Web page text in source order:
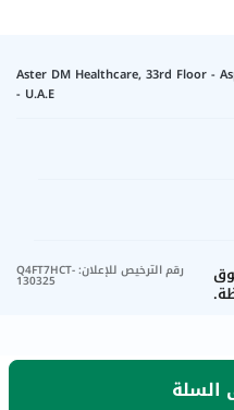
Aster DM Healthcare, 33rd Floor -
- U.A.E
رقم الترخيص للإعلان:
Q4FT7HCT-
130325